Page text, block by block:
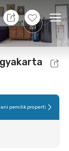
+14
Kamar
pemilik properti